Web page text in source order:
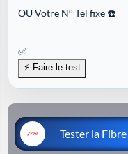
OUVotre N° Tel fixe ☎️
✅
Tester la